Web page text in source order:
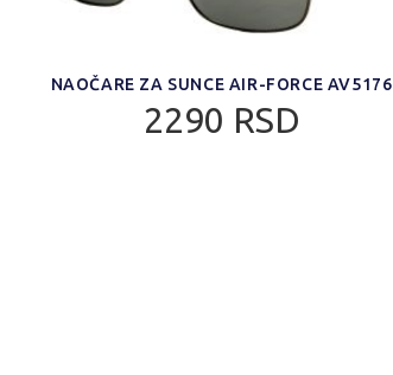
NAOČARE ZA SUNCE AIR-FORCE AV5176
2290 RSD